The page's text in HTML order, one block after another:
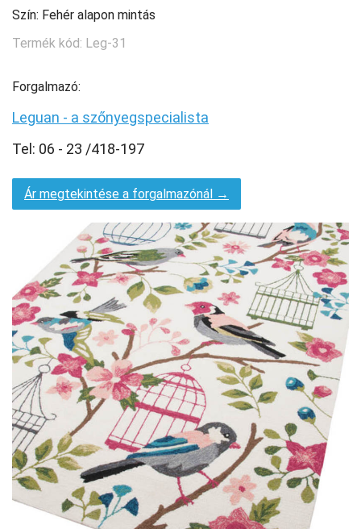
Szín: Fehér alapon mintás
Termék kód: Leg-31
Forgalmazó:
Leguan - a szőnyegspecialista
Tel: 06 - 23 /418-197
Ár megtekintése a forgalmazónál →